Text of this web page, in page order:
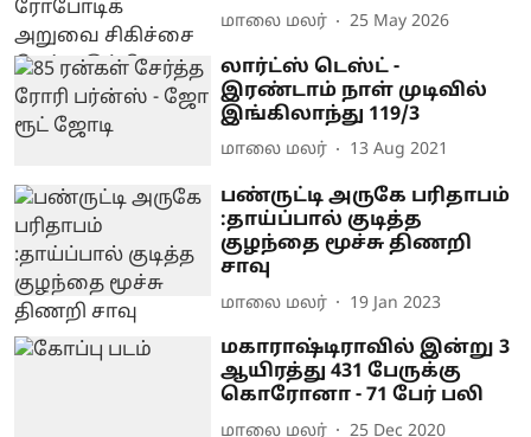
மாலை மலர் 25 May 2026
லார்ட்ஸ் டெஸ்ட் -
இரண்டாம் நாள் முடிவில்
இங்கிலாந்து 119/3
மாலை மலர் 13 Aug 2021
பண்ருட்டி அருகே பரிதாபம்
:தாய்ப்பால் குடித்த
குழந்தை மூச்சு திணறி
சாவு
மாலை மலர் 19 Jan 2023
மகாராஷ்டிராவில் இன்று 3
ஆயிரத்து 431 பேருக்கு
கொரோனா - 71 பேர் பலி
மாலை மலர் 25 Dec 2020